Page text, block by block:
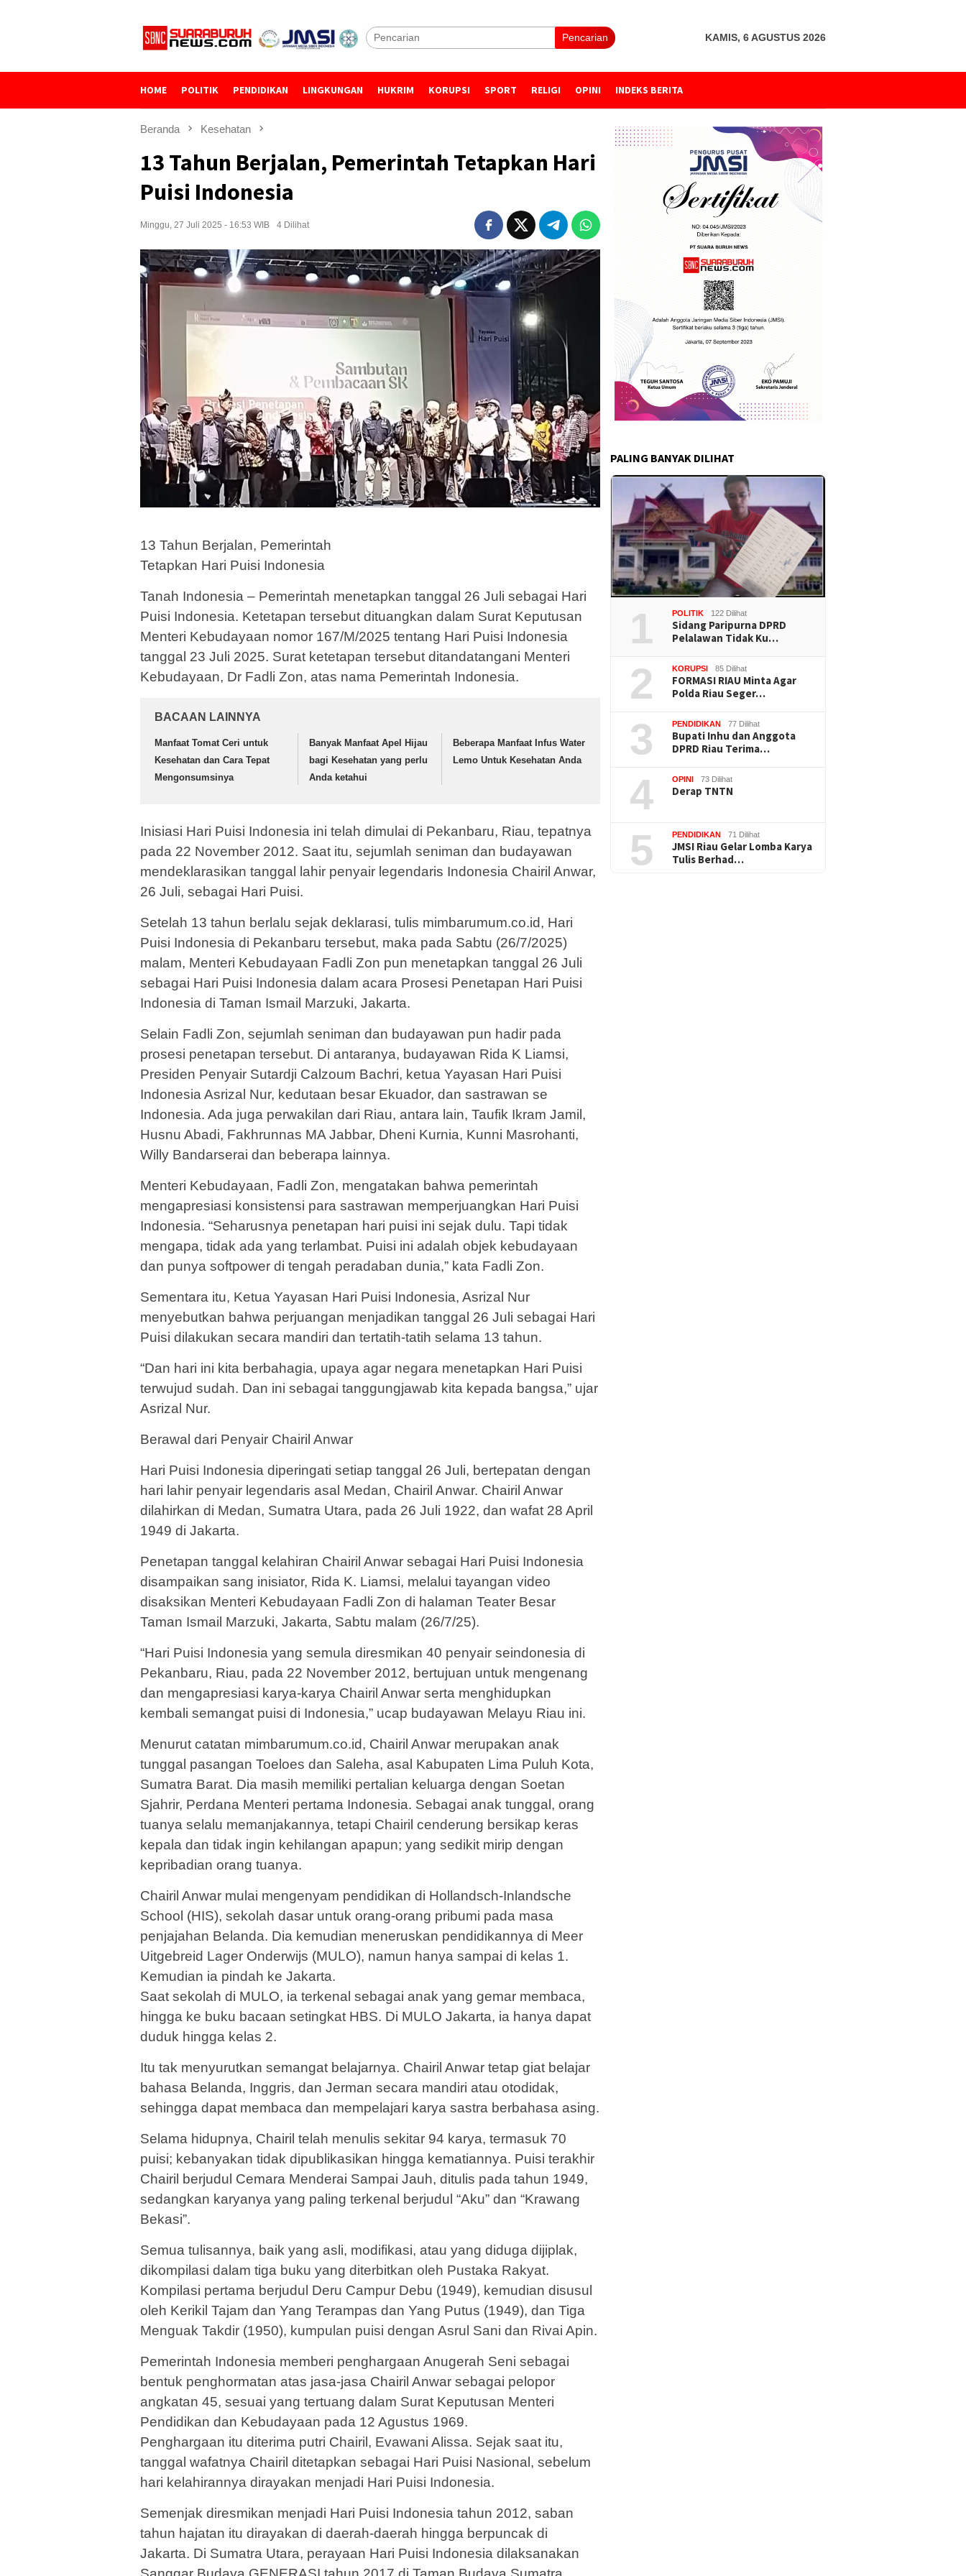
Pencarian KAMIS, 6 AGUSTUS 2026
HOME POLITIK PENDIDIKAN LINGKUNGAN HUKRIM KORUPSI SPORT RELIGI OPINI INDEKS BERITA
Beranda Kesehatan
13 Tahun Berjalan, Pemerintah Tetapkan Hari
Puisi Indonesia
Minggu, 27 Juli 2025 - 16:53 WIB 4 Dilihat
13 Tahun Berjalan, Pemerintah
Tetapkan Hari Puisi Indonesia
Tanah Indonesia – Pemerintah menetapkan tanggal 26 Juli sebagai Hari
Puisi Indonesia. Ketetapan tersebut dituangkan dalam Surat Keputusan
Menteri Kebudayaan nomor 167/M/2025 tentang Hari Puisi Indonesia
tanggal 23 Juli 2025. Surat ketetapan tersebut ditandatangani Menteri
Kebudayaan, Dr Fadli Zon, atas nama Pemerintah Indonesia.
BACAAN LAINNYA
Manfaat Tomat Ceri untuk
Kesehatan dan Cara Tepat
Mengonsumsinya
Banyak Manfaat Apel Hijau
bagi Kesehatan yang perlu
Anda ketahui
Beberapa Manfaat Infus Water
Lemo Untuk Kesehatan Anda
Inisiasi Hari Puisi Indonesia ini telah dimulai di Pekanbaru, Riau, tepatnya
pada 22 November 2012. Saat itu, sejumlah seniman dan budayawan
mendeklarasikan tanggal lahir penyair legendaris Indonesia Chairil Anwar,
26 Juli, sebagai Hari Puisi.
Setelah 13 tahun berlalu sejak deklarasi, tulis mimbarumum.co.id, Hari
Puisi Indonesia di Pekanbaru tersebut, maka pada Sabtu (26/7/2025)
malam, Menteri Kebudayaan Fadli Zon pun menetapkan tanggal 26 Juli
sebagai Hari Puisi Indonesia dalam acara Prosesi Penetapan Hari Puisi
Indonesia di Taman Ismail Marzuki, Jakarta.
Selain Fadli Zon, sejumlah seniman dan budayawan pun hadir pada
prosesi penetapan tersebut. Di antaranya, budayawan Rida K Liamsi,
Presiden Penyair Sutardji Calzoum Bachri, ketua Yayasan Hari Puisi
Indonesia Asrizal Nur, kedutaan besar Ekuador, dan sastrawan se
Indonesia. Ada juga perwakilan dari Riau, antara lain, Taufik Ikram Jamil,
Husnu Abadi, Fakhrunnas MA Jabbar, Dheni Kurnia, Kunni Masrohanti,
Willy Bandarserai dan beberapa lainnya.
Menteri Kebudayaan, Fadli Zon, mengatakan bahwa pemerintah
mengapresiasi konsistensi para sastrawan memperjuangkan Hari Puisi
Indonesia. “Seharusnya penetapan hari puisi ini sejak dulu. Tapi tidak
mengapa, tidak ada yang terlambat. Puisi ini adalah objek kebudayaan
dan punya softpower di tengah peradaban dunia,” kata Fadli Zon.
Sementara itu, Ketua Yayasan Hari Puisi Indonesia, Asrizal Nur
menyebutkan bahwa perjuangan menjadikan tanggal 26 Juli sebagai Hari
Puisi dilakukan secara mandiri dan tertatih-tatih selama 13 tahun.
“Dan hari ini kita berbahagia, upaya agar negara menetapkan Hari Puisi
terwujud sudah. Dan ini sebagai tanggungjawab kita kepada bangsa,” ujar
Asrizal Nur.
Berawal dari Penyair Chairil Anwar
Hari Puisi Indonesia diperingati setiap tanggal 26 Juli, bertepatan dengan
hari lahir penyair legendaris asal Medan, Chairil Anwar. Chairil Anwar
dilahirkan di Medan, Sumatra Utara, pada 26 Juli 1922, dan wafat 28 April
1949 di Jakarta.
Penetapan tanggal kelahiran Chairil Anwar sebagai Hari Puisi Indonesia
disampaikan sang inisiator, Rida K. Liamsi, melalui tayangan video
disaksikan Menteri Kebudayaan Fadli Zon di halaman Teater Besar
Taman Ismail Marzuki, Jakarta, Sabtu malam (26/7/25).
“Hari Puisi Indonesia yang semula diresmikan 40 penyair seindonesia di
Pekanbaru, Riau, pada 22 November 2012, bertujuan untuk mengenang
dan mengapresiasi karya-karya Chairil Anwar serta menghidupkan
kembali semangat puisi di Indonesia,” ucap budayawan Melayu Riau ini.
Menurut catatan mimbarumum.co.id, Chairil Anwar merupakan anak
tunggal pasangan Toeloes dan Saleha, asal Kabupaten Lima Puluh Kota,
Sumatra Barat. Dia masih memiliki pertalian keluarga dengan Soetan
Sjahrir, Perdana Menteri pertama Indonesia. Sebagai anak tunggal, orang
tuanya selalu memanjakannya, tetapi Chairil cenderung bersikap keras
kepala dan tidak ingin kehilangan apapun; yang sedikit mirip dengan
kepribadian orang tuanya.
Chairil Anwar mulai mengenyam pendidikan di Hollandsch-Inlandsche
School (HIS), sekolah dasar untuk orang-orang pribumi pada masa
penjajahan Belanda. Dia kemudian meneruskan pendidikannya di Meer
Uitgebreid Lager Onderwijs (MULO), namun hanya sampai di kelas 1.
Kemudian ia pindah ke Jakarta.
Saat sekolah di MULO, ia terkenal sebagai anak yang gemar membaca,
hingga ke buku bacaan setingkat HBS. Di MULO Jakarta, ia hanya dapat
duduk hingga kelas 2.
Itu tak menyurutkan semangat belajarnya. Chairil Anwar tetap giat belajar
bahasa Belanda, Inggris, dan Jerman secara mandiri atau otodidak,
sehingga dapat membaca dan mempelajari karya sastra berbahasa asing.
Selama hidupnya, Chairil telah menulis sekitar 94 karya, termasuk 70
puisi; kebanyakan tidak dipublikasikan hingga kematiannya. Puisi terakhir
Chairil berjudul Cemara Menderai Sampai Jauh, ditulis pada tahun 1949,
sedangkan karyanya yang paling terkenal berjudul “Aku” dan “Krawang
Bekasi”.
Semua tulisannya, baik yang asli, modifikasi, atau yang diduga dijiplak,
dikompilasi dalam tiga buku yang diterbitkan oleh Pustaka Rakyat.
Kompilasi pertama berjudul Deru Campur Debu (1949), kemudian disusul
oleh Kerikil Tajam dan Yang Terampas dan Yang Putus (1949), dan Tiga
Menguak Takdir (1950), kumpulan puisi dengan Asrul Sani dan Rivai Apin.
Pemerintah Indonesia memberi penghargaan Anugerah Seni sebagai
bentuk penghormatan atas jasa-jasa Chairil Anwar sebagai pelopor
angkatan 45, sesuai yang tertuang dalam Surat Keputusan Menteri
Pendidikan dan Kebudayaan pada 12 Agustus 1969.
Penghargaan itu diterima putri Chairil, Evawani Alissa. Sejak saat itu,
tanggal wafatnya Chairil ditetapkan sebagai Hari Puisi Nasional, sebelum
hari kelahirannya dirayakan menjadi Hari Puisi Indonesia.
Semenjak diresmikan menjadi Hari Puisi Indonesia tahun 2012, saban
tahun hajatan itu dirayakan di daerah-daerah hingga berpuncak di
Jakarta. Di Sumatra Utara, perayaan Hari Puisi Indonesia dilaksanakan
PALING BANYAK DILIHAT
1 POLITIK 122 Dilihat
Sidang Paripurna DPRD
Pelalawan Tidak Ku…
2 KORUPSI 85 Dilihat
FORMASI RIAU Minta Agar
Polda Riau Seger…
3 PENDIDIKAN 77 Dilihat
Bupati Inhu dan Anggota
DPRD Riau Terima…
4 OPINI 73 Dilihat
Derap TNTN
5 PENDIDIKAN 71 Dilihat
JMSI Riau Gelar Lomba Karya
Tulis Berhad…